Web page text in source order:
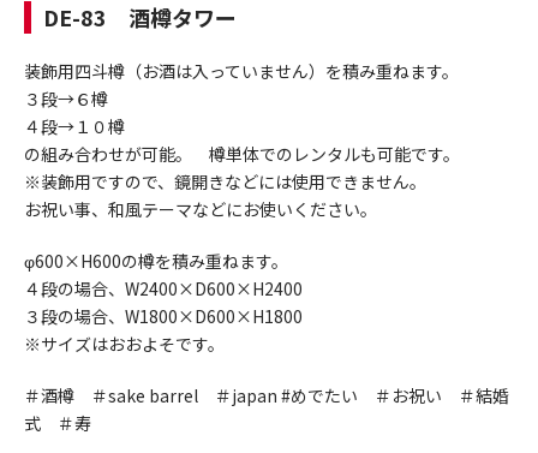
DE-83 酒樽タワー
装飾用四斗樽（お酒は入っていません）を積み重ねます。
３段→６樽
４段→１０樽
の組み合わせが可能。 樽単体でのレンタルも可能です。
※装飾用ですので、鏡開きなどには使用できません。
お祝い事、和風テーマなどにお使いください。
φ600×H600の樽を積み重ねます。
４段の場合、W2400×D600×H2400
３段の場合、W1800×D600×H1800
※サイズはおおよそです。
＃酒樽 ＃sake barrel ＃japan #めでたい ＃お祝い ＃結婚
式 ＃寿